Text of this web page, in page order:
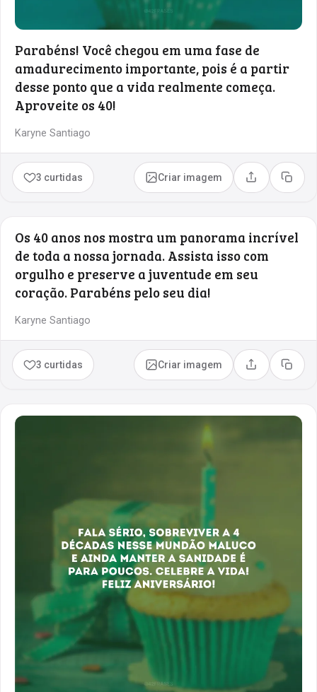
Parabéns! Você chegou em uma fase de
amadurecimento importante, pois é a partir
desse ponto que a vida realmente começa.
Aproveite os 40!
Karyne Santiago
3 curtidas Criar imagem Compartilhar
Copiar
Os 40 anos nos mostra um panorama incrível
de toda a nossa jornada. Assista isso com
orgulho e preserve a juventude em seu
coração. Parabéns pelo seu dia!
Karyne Santiago
3 curtidas Criar imagem Compartilhar
Copiar